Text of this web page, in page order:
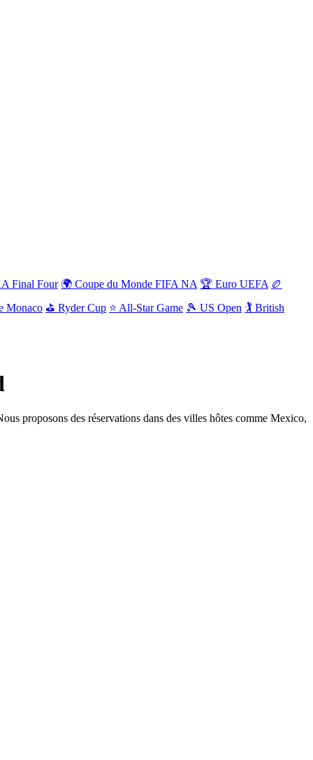
Final Four 🌍 Coupe du Monde FIFA NA 🏆 Euro UEFA 🏉
Monaco ⛳ Ryder Cup ⭐ All-Star Game 🎾 US Open 🏌️ British
proposons des réservations dans des villes hôtes comme Mexico,